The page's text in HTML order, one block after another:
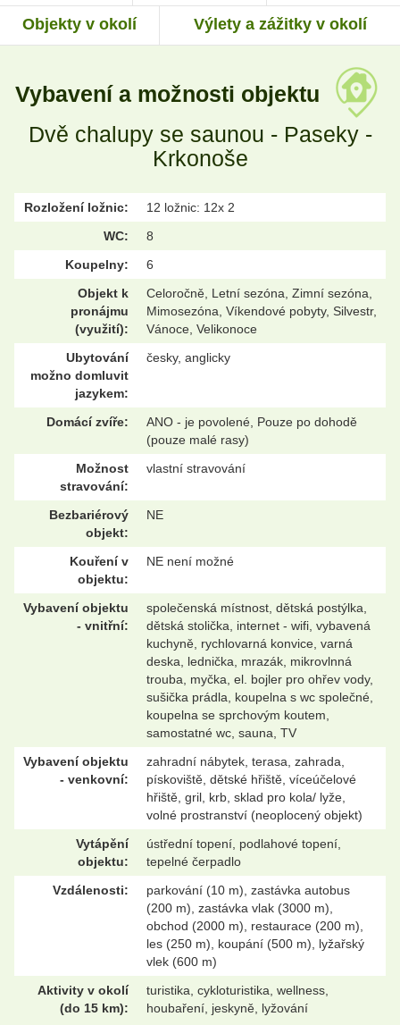
Objekty v okolí Výlety a zážitky v okolí
Vybavení a možnosti objektu
Dvě chalupy se saunou - Paseky -
Krkonoše
Rozložení ložnic:
12 ložnic: 12x 2
WC:
8
Koupelny:
6
Objekt k
pronájmu
(využití):
Celoročně, Letní sezóna, Zimní sezóna,
Mimosezóna, Víkendové pobyty, Silvestr,
Vánoce, Velikonoce
Ubytování
možno domluvit
jazykem:
česky, anglicky
Domácí zvíře:
ANO - je povolené, Pouze po dohodě
(pouze malé rasy)
Možnost
stravování:
vlastní stravování
Bezbariérový
objekt:
NE
Kouření v
objektu:
NE není možné
Vybavení objektu
- vnitřní:
společenská místnost, dětská postýlka,
dětská stolička, internet - wifi, vybavená
kuchyně, rychlovarná konvice, varná
deska, lednička, mrazák, mikrovlnná
trouba, myčka, el. bojler pro ohřev vody,
sušička prádla, koupelna s wc společné,
koupelna se sprchovým koutem,
samostatné wc, sauna, TV
Vybavení objektu
- venkovní:
zahradní nábytek, terasa, zahrada,
pískoviště, dětské hřiště, víceúčelové
hřiště, gril, krb, sklad pro kola/ lyže,
volné prostranství (neoplocený objekt)
Vytápění
objektu:
ústřední topení, podlahové topení,
tepelné čerpadlo
Vzdálenosti:
parkování (10 m), zastávka autobus
(200 m), zastávka vlak (3000 m),
obchod (2000 m), restaurace (200 m),
les (250 m), koupání (500 m), lyžařský
vlek (600 m)
Aktivity v okolí
(do 15 km):
turistika, cykloturistika, wellness,
houbaření, jeskyně, lyžování